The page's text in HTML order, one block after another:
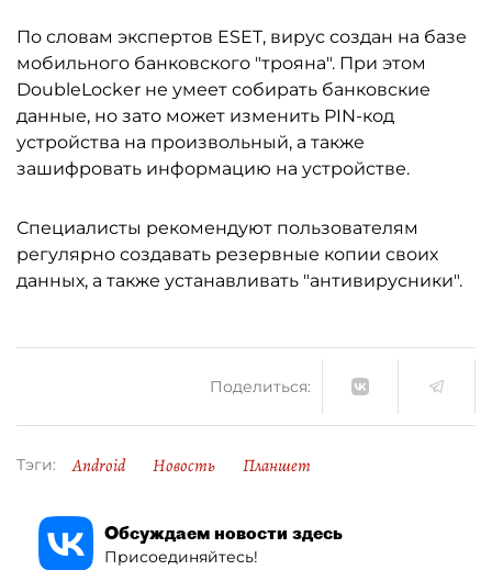
По словам экспертов ESET, вирус создан на базе
мобильного банковского "трояна". При этом
DoubleLocker не умеет собирать банковские
данные, но зато может изменить PIN-код
устройства на произвольный, а также
зашифровать информацию на устройстве.
Специалисты рекомендуют пользователям
регулярно создавать резервные копии своих
данных, а также устанавливать "антивирусники".
Поделиться:
Тэги: Android Новость Планшет
Обсуждаем новости здесь
Присоединяйтесь!